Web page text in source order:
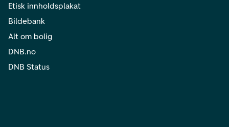
Etisk innholdsplakat
Bildebank
Alt om bolig
DNB.no
DNB Status